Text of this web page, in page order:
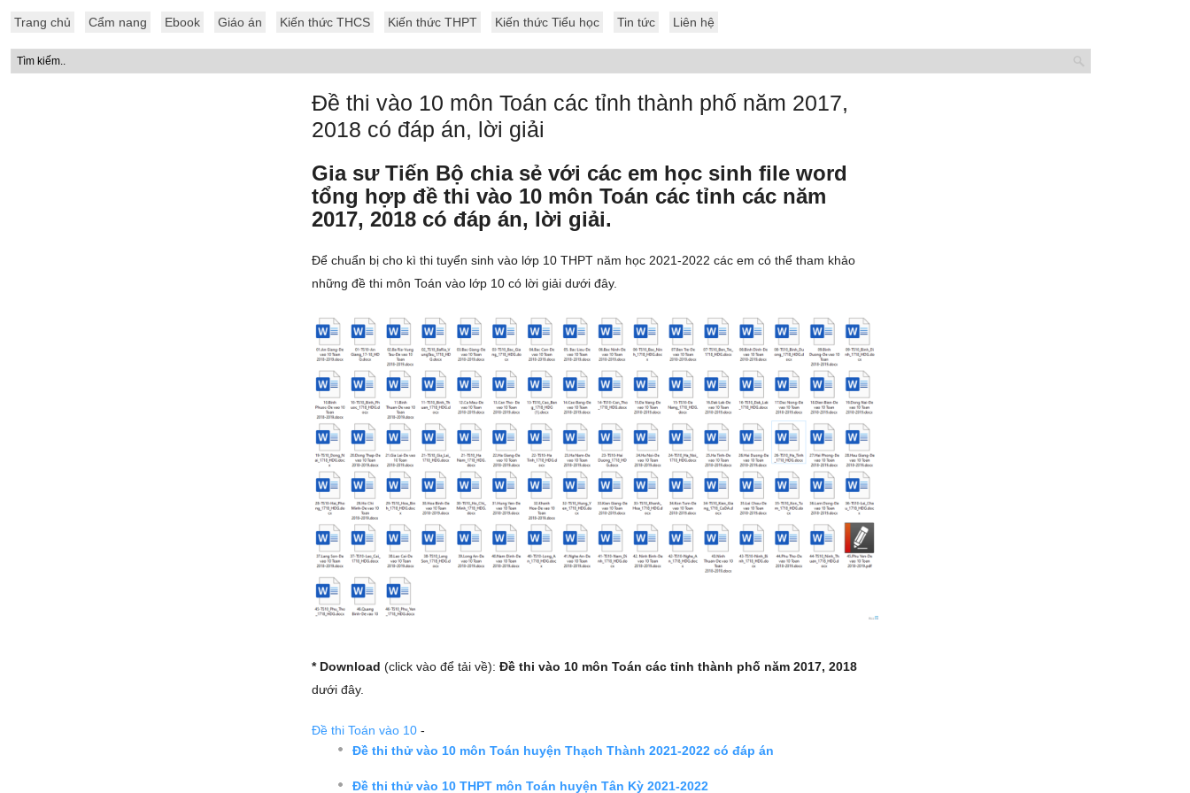
Trang chủ Cẩm nang Ebook Giáo án Kiến thức THCS Kiến thức THPT Kiến thức Tiểu học Tin tức Liên hệ
Đề thi vào 10 môn Toán các tỉnh thành phố năm 2017,
2018 có đáp án, lời giải
Gia sư Tiến Bộ chia sẻ với các em học sinh file word
tổng hợp đề thi vào 10 môn Toán các tỉnh các năm
2017, 2018 có đáp án, lời giải.
Để chuẩn bị cho kì thi tuyển sinh vào lớp 10 THPT năm học 2021-2022 các em có thể tham khảo
những đề thi môn Toán vào lớp 10 có lời giải dưới đây.
* Download (click vào để tải về): Đề thi vào 10 môn Toán các tỉnh thành phố năm 2017, 2018
dưới đây.
Đề thi Toán vào 10 -
Đề thi thử vào 10 môn Toán huyện Thạch Thành 2021-2022 có đáp án
Đề thi thử vào 10 THPT môn Toán huyện Tân Kỳ 2021-2022